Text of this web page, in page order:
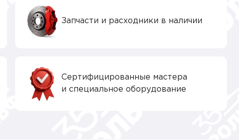
Запчасти и расходники в наличии
Сертифицированные мастера
и специальное оборудование